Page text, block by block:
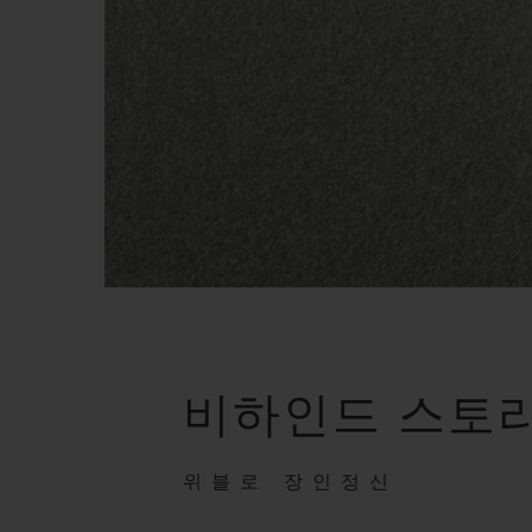
비하인드 스토
위블로 장인정신